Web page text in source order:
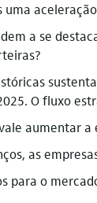
uma
a se
O fluxo
aumentar
as
para o